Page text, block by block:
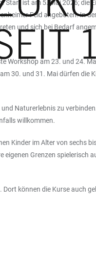
ist am 5. Mai 2026; die
Feld angeboten. In
und sich bei Bedarf
Workshop am 23. und 24.
30. und 31. Mai dürfen die
Naturerlebnis zu
willkommen.
Kinder im Alter von sechs
Grenzen spielerisch
können die Kurse auch